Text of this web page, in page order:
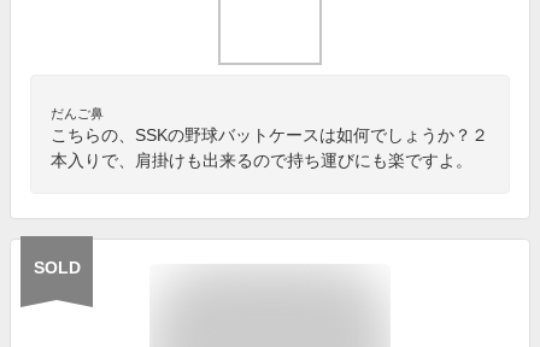
だんご鼻
こちらの、SSKの野球バットケースは如何でしょうか？２
本入りで、肩掛けも出来るので持ち運びにも楽ですよ。
SOLD